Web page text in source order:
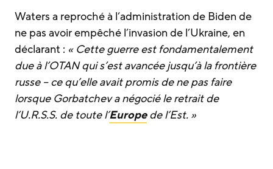
Waters a reproché à l’administration de Biden de
ne pas avoir empêché l’invasion de l’Ukraine, en
déclarant : « Cette guerre est fondamentalement
due à l’OTAN qui s’est avancée jusqu’à la frontière
russe – ce qu’elle avait promis de ne pas faire
lorsque Gorbatchev a négocié le retrait de
l’U.R.S.S. de toute l’Europede l’Est. »